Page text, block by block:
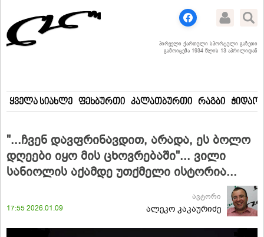
პირველი ქართული სპორტული გაზეთი
გამოიცემა 1934 წლის 13 აპრილიდან
ყველა სიახლე ფეხბურთი კალათბურთი რაგბი
"...ჩვენ დავფრინავდით, არადა, ეს ბოლო
დღეები იყო მის ცხოვრებაში"... ვილი
სანიოლის აქამდე უთქმელი ისტორია...
17:55 2026.01.09
ავტორი
ალეკო კაკაურიძე